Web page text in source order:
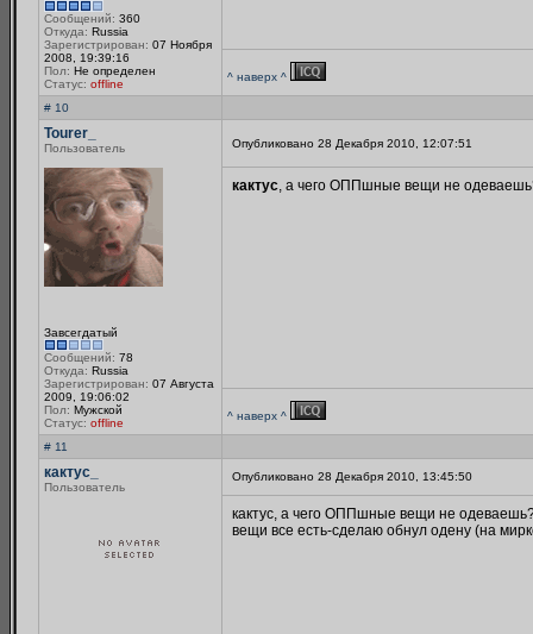
Сообщений: 360
Откуда: Russia
Зарегистрирован: 07 Ноября
2008, 19:39:16
Пол: Не определен
Статус: offline
^ наверх ^
# 10
Tourer_
Пользователь
Завсегдатый
Сообщений: 78
Откуда: Russia
Зарегистрирован: 07 Августа
2009, 19:06:02
Пол: Мужской
Статус: offline
Опубликовано 28 Декабря 2010, 12:07:51
кактус, а чего ОППшные вещи не
^ наверх ^
# 11
кактус_
Пользователь
Опубликовано 28 Декабря 2010, 13:45:50
кактус, а чего ОППшные вещи не
вещи все есть-сделаю обнул одену (на